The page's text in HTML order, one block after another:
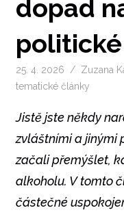
dopad
25. 4. 2026 Zuzana
tematické články
Jistě jste někdy
zvláštními a jinými
začali přemýšlet,
alkoholu. V tomto
částečné